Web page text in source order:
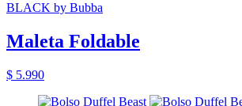
BLACK by Bubba
Maleta Foldable
$ 5.990